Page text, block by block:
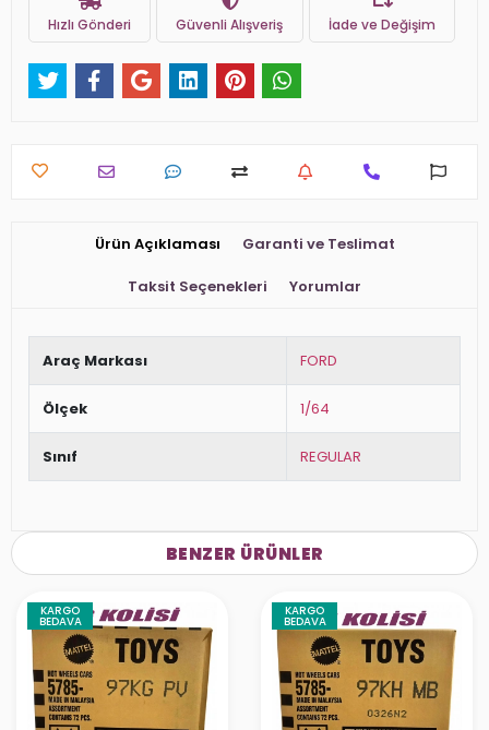
Hızlı Gönderi Güvenli Alışveriş İade ve Değişim
Ürün Açıklaması Garanti ve Teslimat
Taksit Seçenekleri Yorumlar
Araç Markası FORD
Ölçek 1/64
Sınıf REGULAR
BENZER ÜRÜNLER
KARGO
BEDAVA
KARGO
BEDAVA